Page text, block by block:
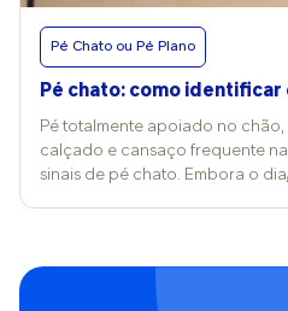
Pé Chato ou Pé Plano
Pé chato: como identificar
Pé totalmente apoiado no chão,
calçado e cansaço frequente
sinais de pé chato. Embora o
Roschel, da clínica Movimento
chato e pé plano são a mesma